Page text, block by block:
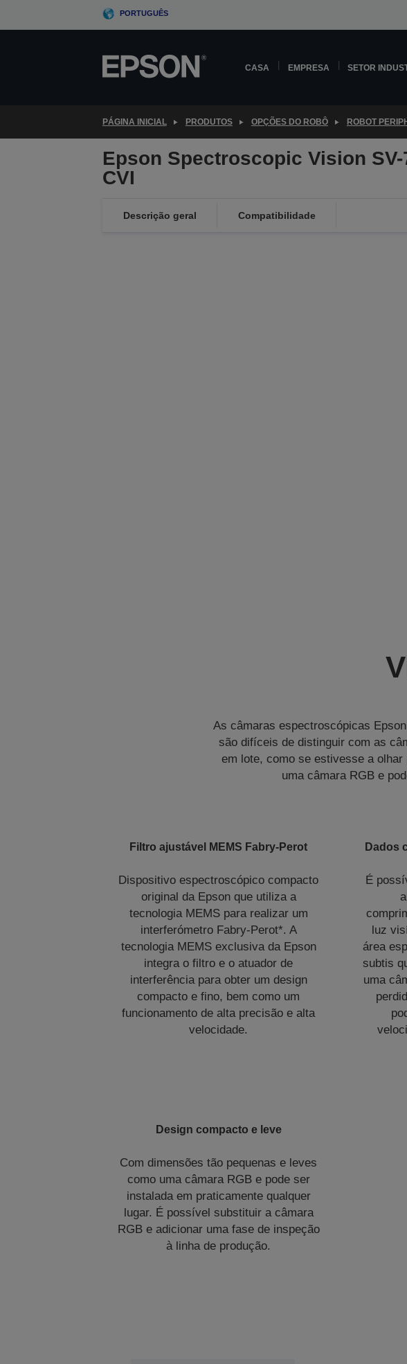
PORTUGUÊS
CASA EMPRESA SETOR
PÁGINA INICIAL PRODUTOS OPÇÕES DO ROBÔ ROBOT
Epson Spectroscopic Vision SV-
CVI
Descrição geral Compatibilidade
As câmaras espectroscópicas
são difíceis de distinguir com as
em lote, como se estivesse a
uma câmara RGB e
Filtro ajustável MEMS Fabry-Perot
Dispositivo espectroscópico compacto
original da Epson que utiliza a
tecnologia MEMS para realizar um
interferómetro Fabry-Perot*. A
tecnologia MEMS exclusiva da Epson
integra o filtro e o atuador de
interferência para obter um design
compacto e fino, bem como um
funcionamento de alta precisão e alta
velocidade.
Dados
É
luz
área
subtis
uma
Design compacto e leve
Com dimensões tão pequenas e leves
como uma câmara RGB e pode ser
instalada em praticamente qualquer
lugar. É possível substituir a câmara
RGB e adicionar uma fase de inspeção
à linha de produção.